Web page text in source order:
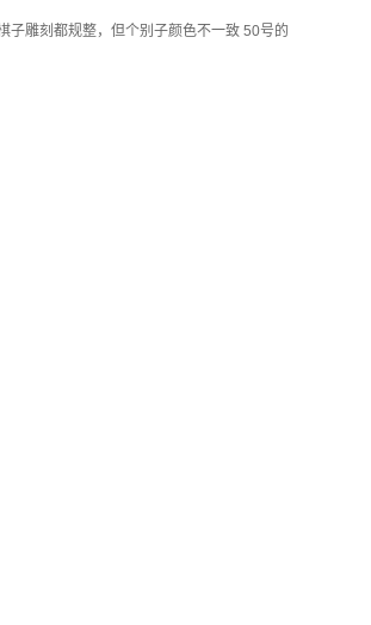
子雕刻都规整，但个别子颜色不一致 50号的